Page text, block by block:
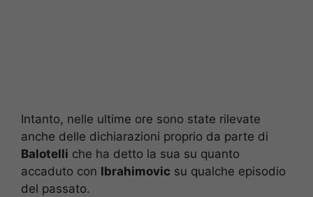
Intanto, nelle ultime ore sono state rilevate
anche delle dichiarazioni proprio da parte di
Balotelli che ha detto la sua su quanto
accaduto con Ibrahimovic su qualche episodio
del passato.